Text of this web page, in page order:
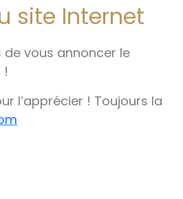
site Internet
vous annoncer le
!
l’apprécier ! Toujours la